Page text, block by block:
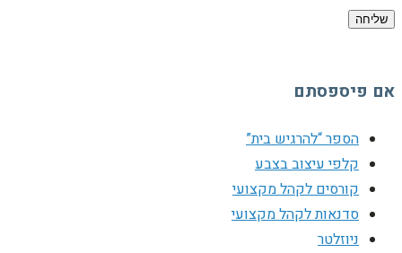
שליחה
אם פיספסתם
הספר “להרגיש בית”
קלפי עיצוב בצבע
קורסים לקהל מקצועי
סדנאות לקהל מקצועי
ניוזלטר